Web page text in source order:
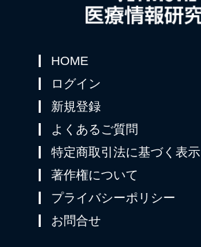
HOME
ログイン
新規登録
よくあるご質問
特定商取引法に基づく表示
著作権について
プライバシーポリシー
お問合せ